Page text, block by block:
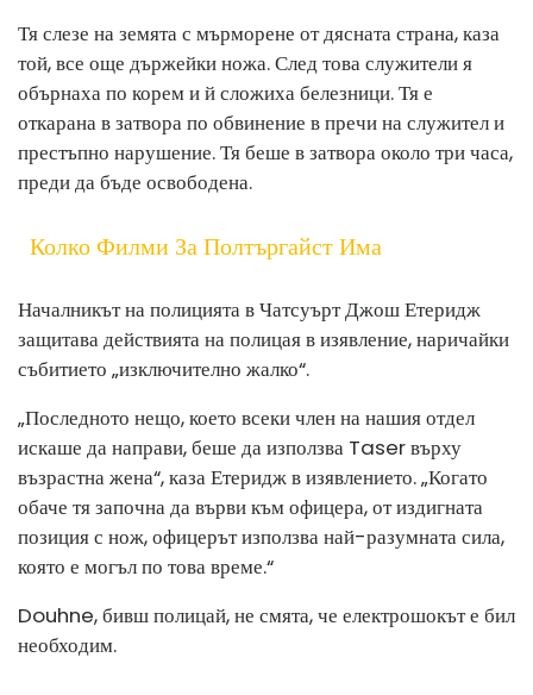
Тя слезе на земята с мърморене от дясната страна, каза
той, все още държейки ножа. След това служители я
обърнаха по корем и й сложиха белезници. Тя е
откарана в затвора по обвинение в пречи на служител и
престъпно нарушение. Тя беше в затвора около три часа,
преди да бъде освободена.
Колко Филми За Полтъргайст Има
Началникът на полицията в Чатсуърт Джош Етеридж
защитава действията на полицая в изявление, наричайки
събитието „изключително жалко“.
„Последното нещо, което всеки член на нашия отдел
искаше да направи, беше да използва Taser върху
възрастна жена“, каза Етеридж в изявлението. „Когато
обаче тя започна да върви към офицера, от издигната
позиция с нож, офицерът използва най-разумната сила,
която е могъл по това време.“
Douhne, бивш полицай, не смята, че електрошокът е бил
необходим.